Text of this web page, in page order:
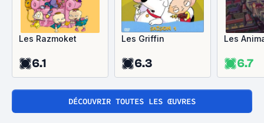
Les Razmoket
6.1
Les Griffin
6.3
Les
6.7
DÉCOUVRIR TOUTES LES ŒUVRES